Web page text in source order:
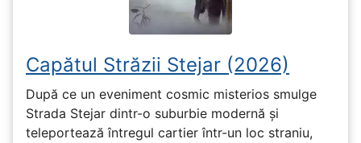
Capătul Străzii Stejar (2026)
După ce un eveniment cosmic misterios smulge
Strada Stejar dintr-o suburbie modernă și
teleportează întregul cartier într-un loc straniu,